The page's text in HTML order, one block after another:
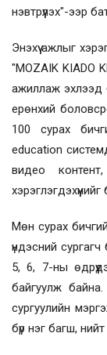
нэвтрүүлэх"-ээр
Энэхүү ажлыг
"MOZAIK KIADO
ажиллаж эхлээд
ерөнхий
100 сурах
education
видео
Мөн сурах
үндэсний
5, 6, 7-ны
байгуулж
сургуулийн
бүр нэг багш,